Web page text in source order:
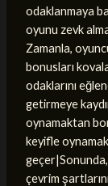
odaklanmaya
oyunu zevk
Zamanla,
bonusları
odaklarını
getirmeye
oynamaktan
keyifle
çevrim